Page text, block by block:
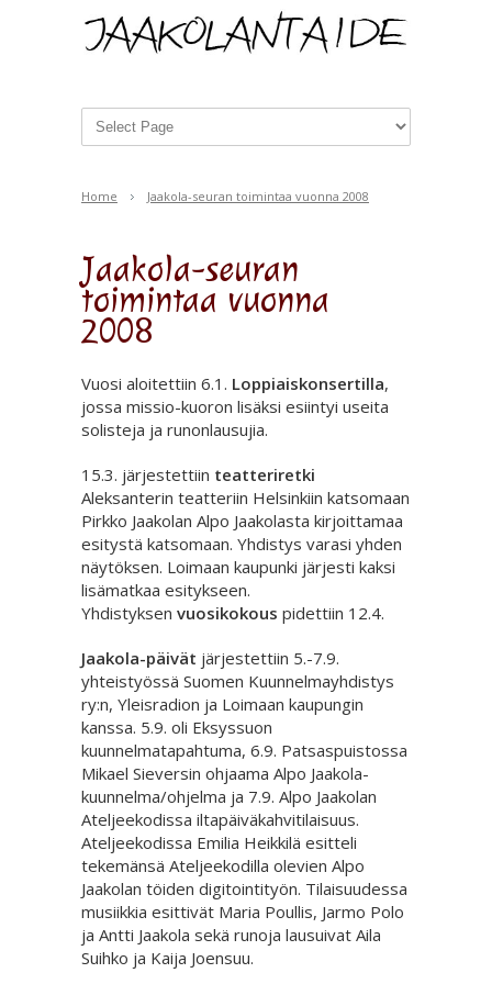
Home Jaakola-seuran toimintaa vuonna 2008
Jaakola-seuran
toimintaa vuonna
2008
Vuosi aloitettiin 6.1. Loppiaiskonsertilla,
jossa missio-kuoron lisäksi esiintyi useita
solisteja ja runonlausujia.
15.3. järjestettiin teatteriretki
Aleksanterin teatteriin Helsinkiin katsomaan
Pirkko Jaakolan Alpo Jaakolasta kirjoittamaa
esitystä katsomaan. Yhdistys varasi yhden
näytöksen. Loimaan kaupunki järjesti kaksi
lisämatkaa esitykseen.
Yhdistyksen vuosikokous pidettiin 12.4.
Jaakola-päivät järjestettiin 5.-7.9.
yhteistyössä Suomen Kuunnelmayhdistys
ry:n, Yleisradion ja Loimaan kaupungin
kanssa. 5.9. oli Eksyssuon
kuunnelmatapahtuma, 6.9. Patsaspuistossa
Mikael Sieversin ohjaama Alpo Jaakola-
kuunnelma/ohjelma ja 7.9. Alpo Jaakolan
Ateljeekodissa iltapäiväkahvitilaisuus.
Ateljeekodissa Emilia Heikkilä esitteli
tekemänsä Ateljeekodilla olevien Alpo
Jaakolan töiden digitointityön. Tilaisuudessa
musiikkia esittivät Maria Poullis, Jarmo Polo
ja Antti Jaakola sekä runoja lausuivat Aila
Suihko ja Kaija Joensuu.